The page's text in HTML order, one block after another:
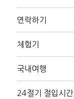
연락하기
체험기
국내여행
24절기 절입시간